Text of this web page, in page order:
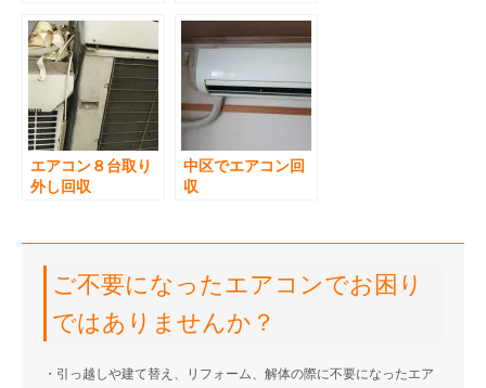
エアコン８台取り
外し回収
中区でエアコン回
収
ご不要になったエアコンでお困り
ではありませんか？
・引っ越しや建て替え、リフォーム、解体の際に不要になったエア